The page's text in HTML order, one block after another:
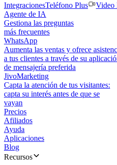
IntegracionesTeléfono Plus Video
Agente de IA
Gestiona las preguntas
más frecuentes
WhatsApp
Aumenta las ventas y ofrece
a tus clientes a través de su
de mensajería preferida
JivoMarketing
Capta la atención de tus visitantes:
capta su interés antes de que se
vayan
Precios
Afiliados
Ayuda
Aplicaciones
Blog
Recursos